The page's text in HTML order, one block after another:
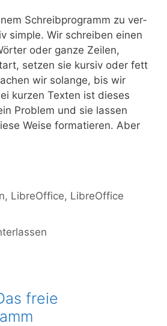
Schreib­pro­gramm zu ver­
simp­le. Wir schrei­ben einen
oder gan­ze Zei­len,
set­zen sie kur­siv oder fett
wir solan­ge, bis wir
kur­zen Tex­ten ist die­ses
Pro­blem und sie las­sen
Wei­se for­ma­tie­ren. Aber
, LibreOffice, LibreOffice
freie